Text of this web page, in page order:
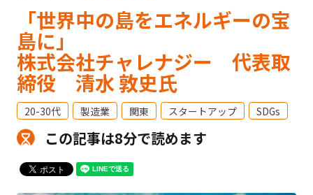
「世界中の島をエネルギーの宝
島に」
株式会社チャレナジー 代表取
締役 清水 敦史氏
20-30代 製造業 関東 スタートアップ SDGs
この記事は8分で読めます